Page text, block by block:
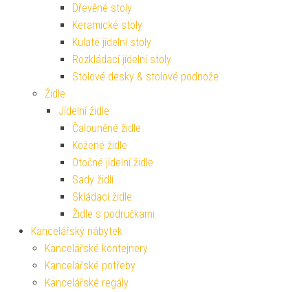
Dřevěné stoly
Keramické stoly
Kulaté jídelní stoly
Rozkládací jídelní stoly
Stolové desky & stolové podnože
Židle
Jídelní židle
Čalouněné židle
Kožené židle
Otočné jídelní židle
Sady židlí
Skládací židle
Židle s područkami
Kancelářský nábytek
Kancelářské kontejnery
Kancelářské potřeby
Kancelářské regály